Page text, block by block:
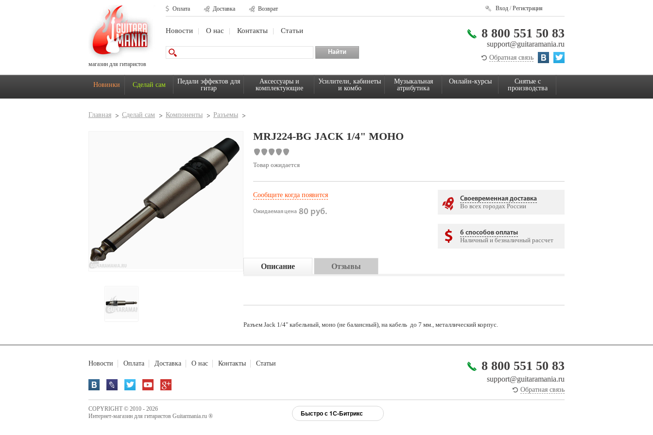
магазин для гитаристов
Оплата Доставка Возврат Вход /Регистрация
Новости О нас Контакты Статьи 8 800 551 50 83
support@guitaramania.ru
Обратная связь
Новинки Сделай сам
Педали эффектов для
гитар
Аксессуары и
комплектующие
Усилители, кабинеты
и комбо
Музыкальная
атрибутика
Онлайн-курсы
Снятые с
производства
Главная Сделай сам Компоненты Разъемы
MRJ224-BG JACK 1/4" МОНО
Товар ожидается
Сообщите когда появится
Ожидаемая цена 80 руб.
Своевременная доставка
Во всех городах России
6 способов оплаты
Наличный и безналичный рассчет
Описание Отзывы
Разъем Jack 1/4" кабельный, моно (не балансный), на кабель до 7 мм., металлический корпус.
Новости Оплата Доставка О нас Контакты Статьи 8 800 551 50 83
support@guitaramania.ru
Обратная связь
COPYRIGHT © 2010 - 2026
Интернет-магазин для гитаристов Guitarmania.ru ®
Быстро с 1С-Битрикс